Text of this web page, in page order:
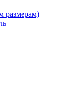
размерам)